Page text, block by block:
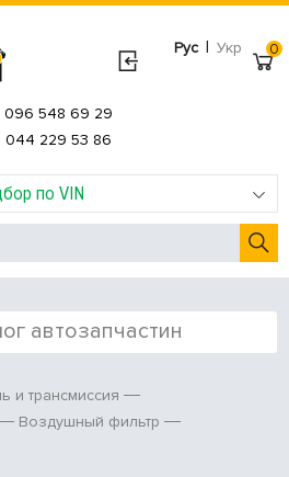
Рус | Укр
по VIN
096 548 69 29
044 229 53 86
0
автозапчастин
и трансмиссия
Воздушный фильтр